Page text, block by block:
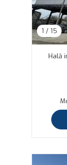
1 / 15
Hală